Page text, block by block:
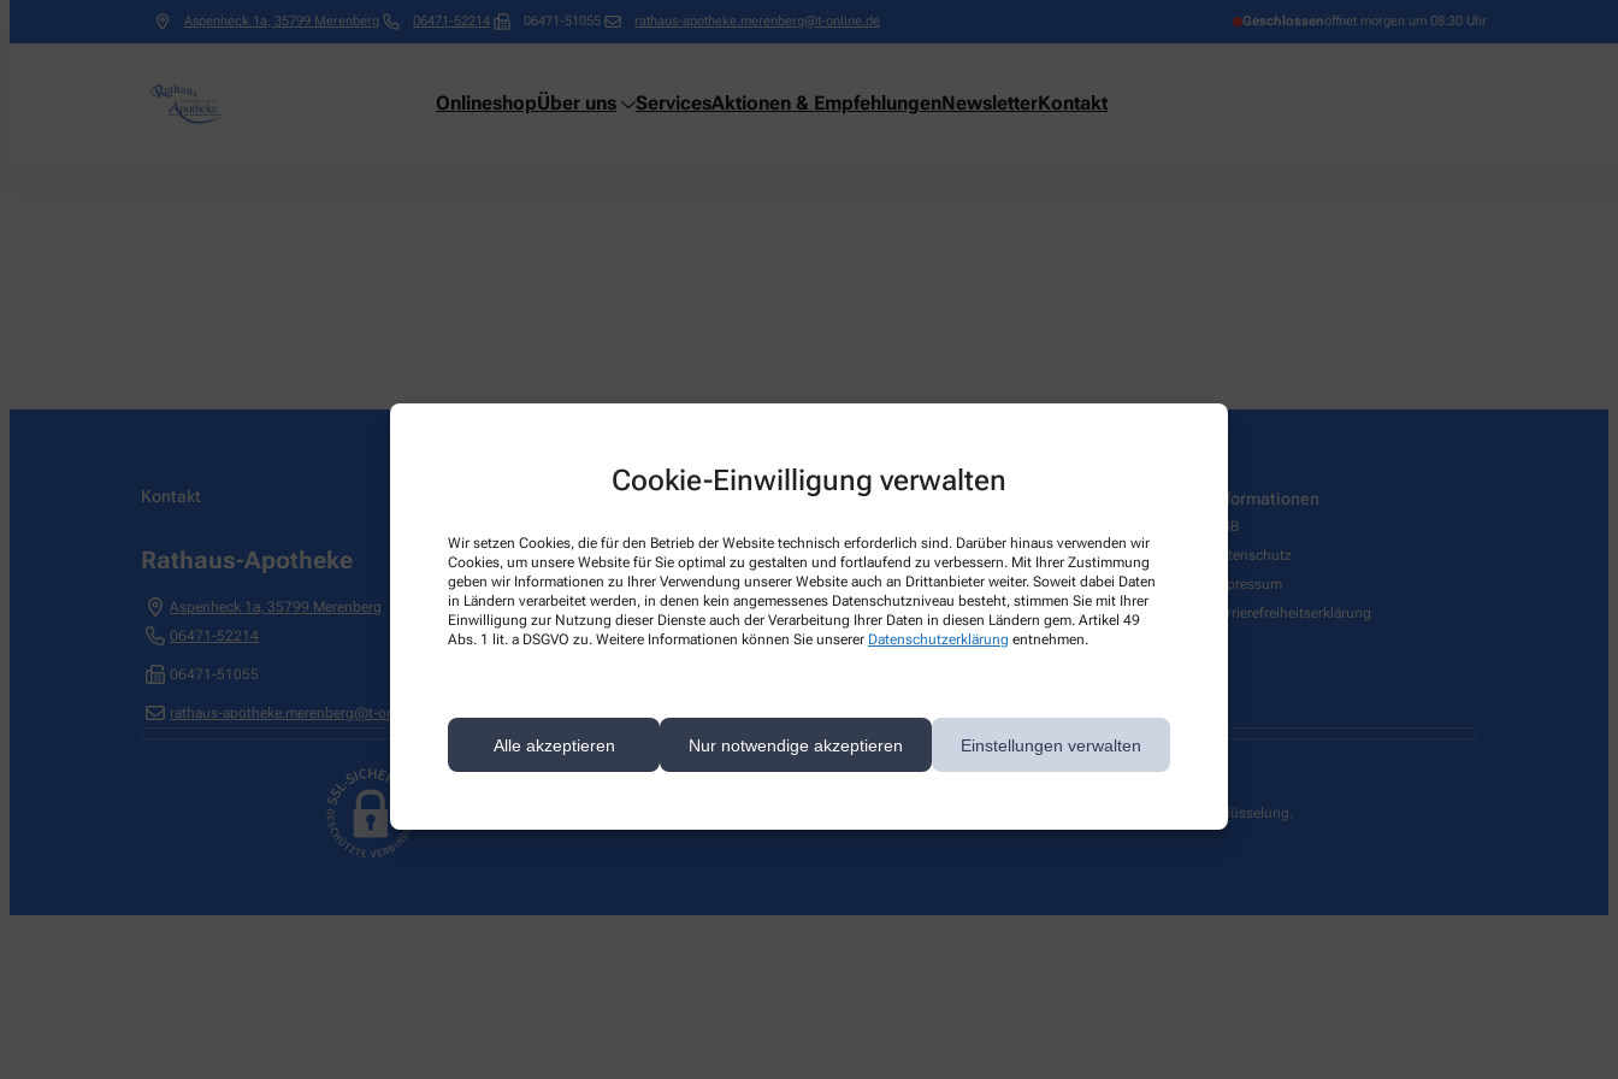
Cookie-Einwilligung verwalten
Wir setzen Cookies, die für den Betrieb der Website technisch erforderlich sind. Darüber hinaus verwenden wir
Cookies, um unsere Website für Sie optimal zu gestalten und fortlaufend zu verbessern. Mit Ihrer Zustimmung
geben wir Informationen zu Ihrer Verwendung unserer Website auch an Drittanbieter weiter. Soweit dabei Daten
in Ländern verarbeitet werden, in denen kein angemessenes Datenschutzniveau besteht, stimmen Sie mit Ihrer
Einwilligung zur Nutzung dieser Dienste auch der Verarbeitung Ihrer Daten in diesen Ländern gem. Artikel 49
Abs. 1 lit. a DSGVO zu. Weitere Informationen können Sie unserer Datenschutzerklärung entnehmen.
Alle akzeptieren Nur notwendige akzeptieren Einstellungen verwalten
Aspenheck 1a, 35799 Merenberg 06471-52214 06471-51055 rathaus-apotheke.merenberg@t-online.de Geschlossenöffnet morgen um 08:30 Uhr
OnlineshopÜber uns ServicesAktionen & EmpfehlungenNewsletterKontakt
Kontakt
Rathaus-Apotheke
Aspenheck 1a, 35799 Merenberg
06471-52214
06471-51055
rathaus-apotheke.merenberg@t-online.de
Lieferoptionen
Vitamin D
Kontakt
Informationen
AGB
Datenschutz
Impressum
Barrierefreiheitserklärung
Wir legen großen Wert auf den Schutz Ihrer persönlichen Daten und garantieren die sichere Übertragung durch eine SSL-Verschlüsselung.